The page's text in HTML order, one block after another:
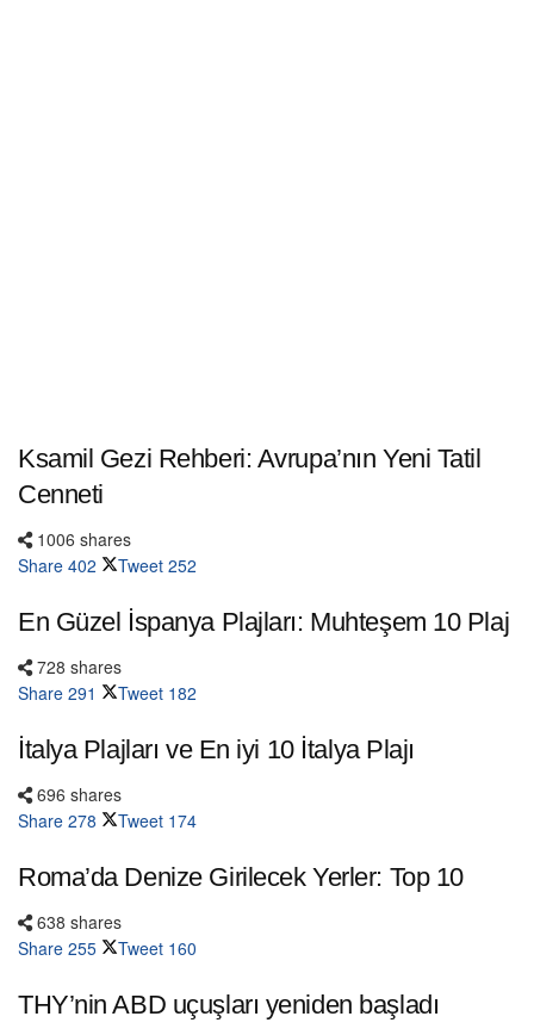
Ksamil Gezi Rehberi: Avrupa’nın Yeni Tatil
Cenneti
1006 shares
Share 402 Tweet 252
En Güzel İspanya Plajları: Muhteşem 10 Plaj
728 shares
Share 291 Tweet 182
İtalya Plajları ve En iyi 10 İtalya Plajı
696 shares
Share 278 Tweet 174
Roma’da Denize Girilecek Yerler: Top 10
638 shares
Share 255 Tweet 160
THY’nin ABD uçuşları yeniden başladı